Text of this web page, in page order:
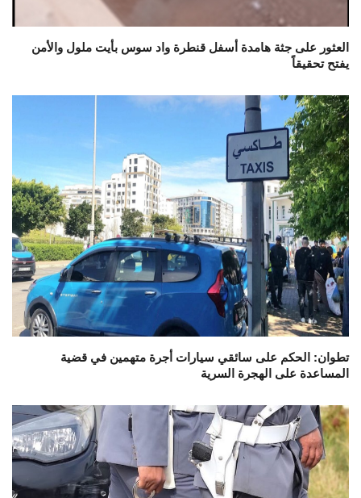
العثور على جثة هامدة أسفل قنطرة واد سوس بأيت ملول والأمن
يفتح تحقيقاً
تطوان: الحكم على سائقي سيارات أجرة متهمين في قضية
المساعدة على الهجرة السرية